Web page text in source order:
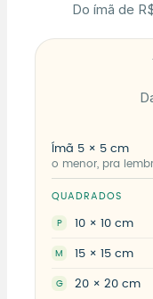
Do ímã de
Ímã 5 × 5 cm
o menor, pra
QUADRADOS
P 10 × 10 cm
M 15 × 15 cm
G 20 × 20 cm